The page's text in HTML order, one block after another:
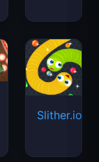
Slither.io